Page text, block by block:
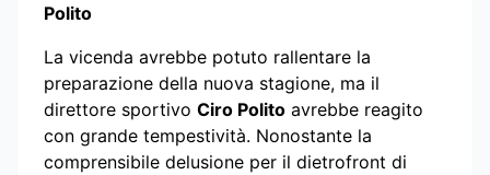
Polito
La vicenda avrebbe potuto rallentare la
preparazione della nuova stagione, ma il
direttore sportivo Ciro Polito avrebbe reagito
con grande tempestività. Nonostante la
comprensibile delusione per il dietrofront di